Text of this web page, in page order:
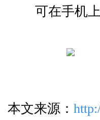
可在手机
本文来源：